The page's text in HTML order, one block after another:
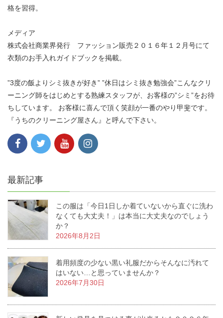
格を習得。
メディア
株式会社商業界発行 ファッション販売２０１６年１２月号にて
衣類のお手入れガイドブックを掲載。
”3度の飯よりシミ抜きが好き” ”休日はシミ抜き勉強会”こんなクリ
ーニング師をはじめとする熟練スタッフが、お客様の”シミ”をお待
ちしています。 お客様に喜んで頂く笑顔が一番のやり甲斐です。
『うちのクリーニング屋さん』と呼んで下さい。
最新記事
この服は「今日1日しか着ていないから直ぐに洗わ
なくても大丈夫！」は本当に大丈夫なのでしょう
か？
2026年8月2日
着用頻度の少ない黒い礼服だからそんなに汚れて
はいない…と思っていませんか？
2026年7月30日